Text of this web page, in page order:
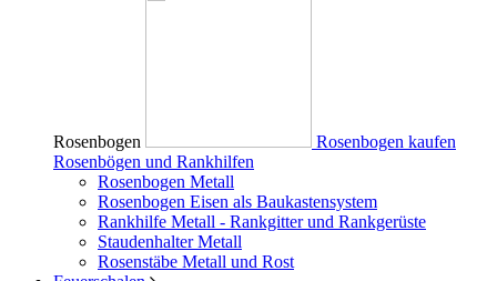
Rosenbogen
Rosenbogen kaufen
Rosenbögen und Rankhilfen
Rosenbogen Metall
Rosenbogen Eisen als Baukastensystem
Rankhilfe Metall - Rankgitter und Rankgerüste
Staudenhalter Metall
Rosenstäbe Metall und Rost